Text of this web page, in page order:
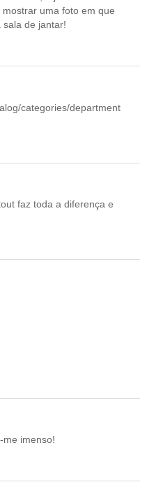
uma foto em que
de jantar!
categories/department
faz toda a diferença e
me imenso!